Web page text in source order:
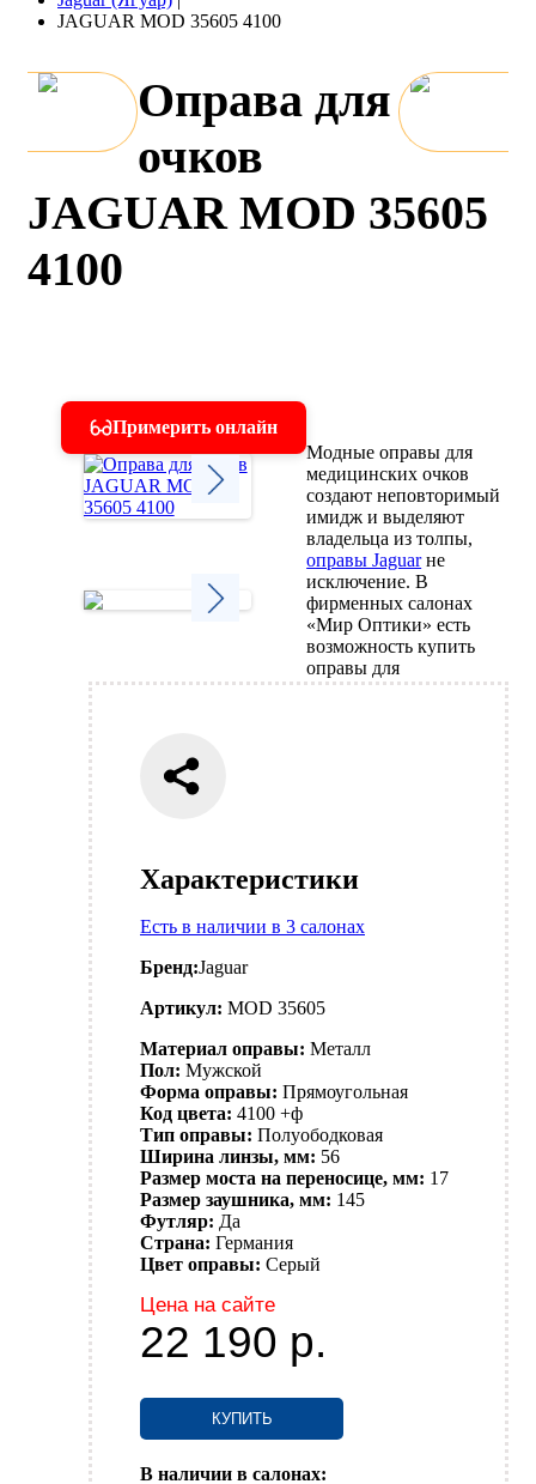
JAGUAR MOD 35605 4100
Оправа для
очков
JAGUAR MOD 35605
4100
Примерить онлайн
Характеристики
Есть в наличии в 3 салонах
Бренд:Jaguar
Артикул: MOD 35605
Материал оправы: Металл
Пол: Мужской
Форма оправы: Прямоугольная
Код цвета: 4100 +ф
Тип оправы: Полуободковая
Ширина линзы, мм: 56
Размер моста на переносице, мм: 17
Размер заушника, мм: 145
Футляр: Да
Страна: Германия
Цвет оправы: Серый
Цена на сайте
22 190 р.
КУПИТЬ
В наличии в салонах:
Модные оправы для
медицинских очков
создают неповторимый
имидж и выделяют
владельца из толпы,
оправы Jaguarне
исключение. В
фирменных салонах
«Мир Оптики» есть
возможность купить
оправы для